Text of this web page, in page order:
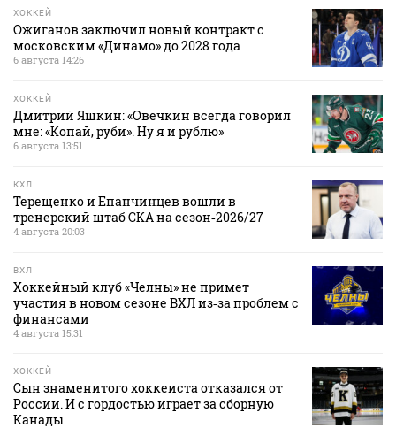
ХОККЕЙ
Ожиганов заключил новый контракт с
московским «Динамо» до 2028 года
6 августа 14:26
ХОККЕЙ
Дмитрий Яшкин: «Овечкин всегда говорил
мне: «Копай, руби». Ну я и рублю»
6 августа 13:51
КХЛ
Терещенко и Епанчинцев вошли в
тренерский штаб СКА на сезон‑2026/27
4 августа 20:03
ВХЛ
Хоккейный клуб «Челны» не примет
участия в новом сезоне ВХЛ из‑за проблем с
финансами
4 августа 15:31
ХОККЕЙ
Сын знаменитого хоккеиста отказался от
России. И с гордостью играет за сборную
Канады